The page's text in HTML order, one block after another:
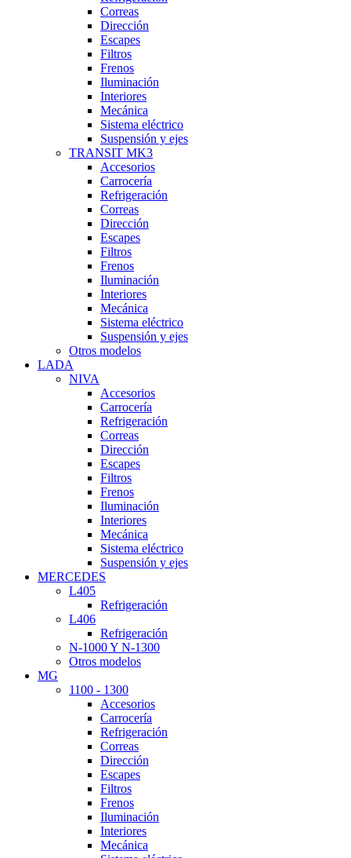
Correas
Dirección
Escapes
Filtros
Frenos
Iluminación
Interiores
Mecánica
Sistema eléctrico
Suspensión y ejes
TRANSIT MK3
Accesorios
Carrocería
Refrigeración
Correas
Dirección
Escapes
Filtros
Frenos
Iluminación
Interiores
Mecánica
Sistema eléctrico
Suspensión y ejes
Otros modelos
LADA
NIVA
Accesorios
Carrocería
Refrigeración
Correas
Dirección
Escapes
Filtros
Frenos
Iluminación
Interiores
Mecánica
Sistema eléctrico
Suspensión y ejes
MERCEDES
L405
Refrigeración
L406
Refrigeración
N-1000 Y N-1300
Otros modelos
MG
1100 - 1300
Accesorios
Carrocería
Refrigeración
Correas
Dirección
Escapes
Filtros
Frenos
Iluminación
Interiores
Mecánica